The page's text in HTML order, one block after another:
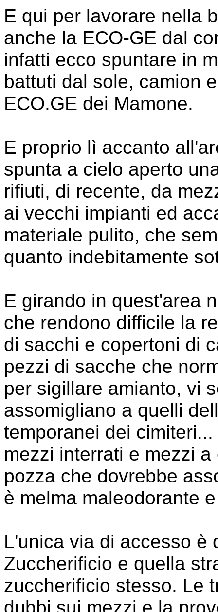
E qui per lavorare nella
anche la ECO-GE dal
infatti ecco spuntare in
battuti dal sole, camion
ECO.GE dei Mamone.
E proprio lì accanto
spunta a cielo aperto
rifiuti, di recente, da
ai vecchi impianti ed
materiale pulito, che
quanto indebitamente
E girando in quest'area
che rendono difficile la
di sacchi e copertoni di
pezzi di sacche che
per sigillare amianto, vi
assomigliano a quelli
temporanei dei
mezzi interrati e mezzi
pozza che dovrebbe
è melma maleodorante
L'unica via di accesso è
Zuccherificio e quella
zuccherificio stesso. Le
dubbi sui mezzi e la